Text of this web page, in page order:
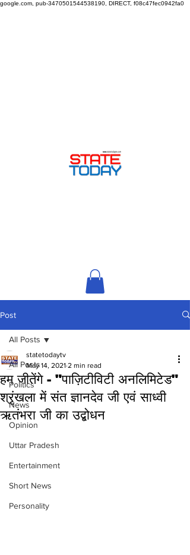
google.com, pub-3470501544538190, DIRECT, f08c47fec0942fa0
Post
All Posts
Politics
News
Opinion
Uttar Pradesh
Entertainment
Short News
Personality
All Posts
हम जीतेंगे - "पाज़िटीविटी अनलिमिटेड"
श्रृंखला में संत ज्ञानदेव जी एवं साध्वी
ऋतंभरा जी का उद्बोधन
statetodaytv
May 14, 2021 2 min read